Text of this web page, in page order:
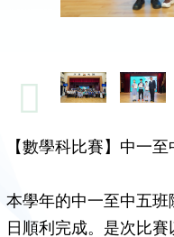
【數學科比賽】中一
本學年的中一至中五
日順利完成。是次比